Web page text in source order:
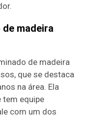
madeira
de madeira
que se destaca
na área. Ela
tem equipe
com um dos